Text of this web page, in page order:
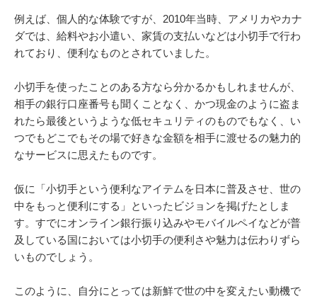
例えば、個人的な体験ですが、2010年当時、アメリカやカナ
ダでは、給料やお小遣い、家賃の支払いなどは小切手で行わ
れており、便利なものとされていました。
小切手を使ったことのある方なら分かるかもしれませんが、
相手の銀行口座番号も聞くことなく、かつ現金のように盗ま
れたら最後というような低セキュリティのものでもなく、い
つでもどこでもその場で好きな金額を相手に渡せるの魅力的
なサービスに思えたものです。
仮に「小切手という便利なアイテムを日本に普及させ、世の
中をもっと便利にする」といったビジョンを掲げたとしま
す。すでにオンライン銀行振り込みやモバイルペイなどが普
及している国においては小切手の便利さや魅力は伝わりずら
いものでしょう。
このように、自分にとっては新鮮で世の中を変えたい動機で